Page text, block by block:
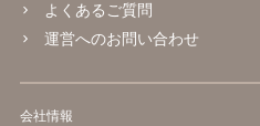
よくあるご質問
運営へのお問い合わせ
会社情報